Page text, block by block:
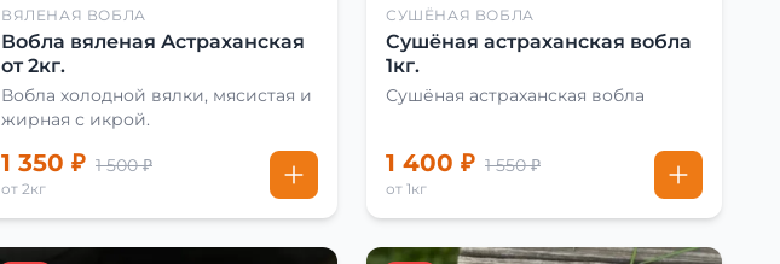
ВЯЛЕНАЯ ВОБЛА
Вобла вяленая Астраханская
от 2кг.
Вобла холодной вялки, мясистая и
жирная с икрой.
1 350 ₽ 1 500 ₽
от 2кг
СУШЁНАЯ ВОБЛА
Сушёная астраханская вобла
1кг.
Сушёная астраханская вобла
1 400 ₽ 1 550 ₽
от 1кг